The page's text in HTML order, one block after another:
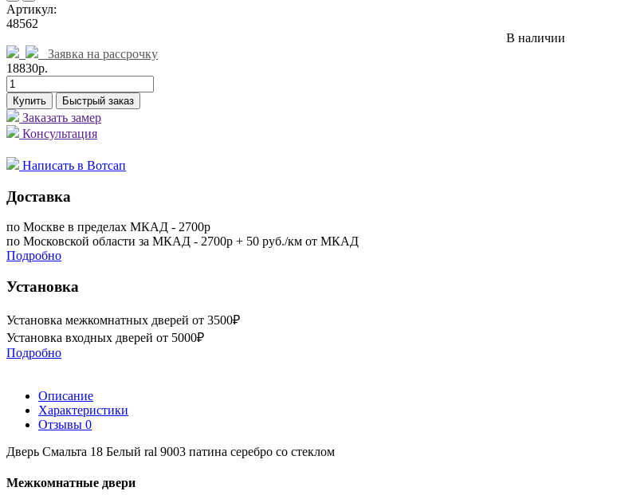
Артикул:
48562
В наличии
Заявка на рассрочку
18830р.
Купить Быстрый заказ
Заказать замер
Консультация
Написать в Вотсап
Доставка
по Москве в пределах МКАД - 2700р
по Московской области за МКАД - 2700р + 50 руб./км от МКАД
Подробно
Установка
Установка межкомнатных дверей от 3500₽
Установка входных дверей от 5000₽
Подробно
Описание
Характеристики
Отзывы 0
Дверь Смальта 18 Белый ral 9003 патина серебро со стеклом
Межкомнатные двери